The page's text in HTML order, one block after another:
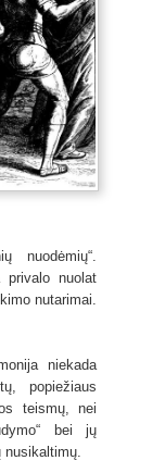
nuodėmių“.
privalo nuolat
nutarimai.
niekada
popiežiaus
teismų, nei
bei jų